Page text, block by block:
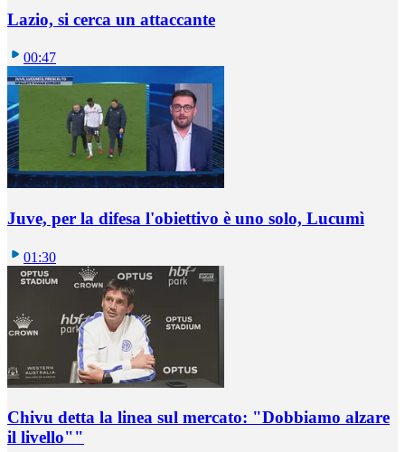
Lazio, si cerca un attaccante
00:47
Juve, per la difesa l'obiettivo è uno solo, Lucumì
01:30
Chivu detta la linea sul mercato: "Dobbiamo alzare
il livello""